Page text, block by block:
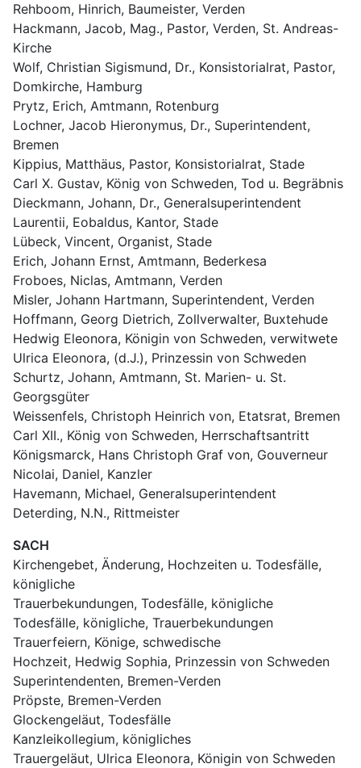
Rehboom, Hinrich, Baumeister, Verden
Hackmann, Jacob, Mag., Pastor, Verden, St. Andreas-
Kirche
Wolf, Christian Sigismund, Dr., Konsistorialrat, Pastor,
Domkirche, Hamburg
Prytz, Erich, Amtmann, Rotenburg
Lochner, Jacob Hieronymus, Dr., Superintendent,
Bremen
Kippius, Matthäus, Pastor, Konsistorialrat, Stade
Carl X. Gustav, König von Schweden, Tod u. Begräbnis
Dieckmann, Johann, Dr., Generalsuperintendent
Laurentii, Eobaldus, Kantor, Stade
Lübeck, Vincent, Organist, Stade
Erich, Johann Ernst, Amtmann, Bederkesa
Froboes, Niclas, Amtmann, Verden
Misler, Johann Hartmann, Superintendent, Verden
Hoffmann, Georg Dietrich, Zollverwalter, Buxtehude
Hedwig Eleonora, Königin von Schweden, verwitwete
Ulrica Eleonora, (d.J.), Prinzessin von Schweden
Schurtz, Johann, Amtmann, St. Marien- u. St.
Georgsgüter
Weissenfels, Christoph Heinrich von, Etatsrat, Bremen
Carl XII., König von Schweden, Herrschaftsantritt
Königsmarck, Hans Christoph Graf von, Gouverneur
Nicolai, Daniel, Kanzler
Havemann, Michael, Generalsuperintendent
Deterding, N.N., Rittmeister
SACH
Kirchengebet, Änderung, Hochzeiten u. Todesfälle,
königliche
Trauerbekundungen, Todesfälle, königliche
Todesfälle, königliche, Trauerbekundungen
Trauerfeiern, Könige, schwedische
Hochzeit, Hedwig Sophia, Prinzessin von Schweden
Superintendenten, Bremen-Verden
Pröpste, Bremen-Verden
Glockengeläut, Todesfälle
Kanzleikollegium, königliches
Trauergeläut, Ulrica Eleonora, Königin von Schweden